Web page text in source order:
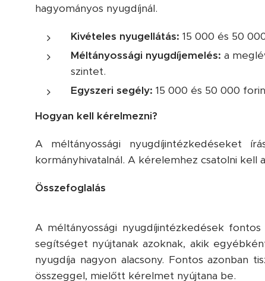
hagyományos nyugdíjnál.
Kivételes nyugellátás: 15 000 és 50
Méltányossági nyugdíjemelés: a
szintet.
Egyszeri segély: 15 000 és 50 000
Hogyan kell kérelmezni?
A méltányossági nyugdíjintézkedéseket
kormányhivatalnál. A kérelemhez csatolni
Összefoglalás
A méltányossági nyugdíjintézkedések
segítséget nyújtanak azoknak, akik
nyugdíja nagyon alacsony. Fontos azonban
összeggel, mielőtt kérelmet nyújtana be.